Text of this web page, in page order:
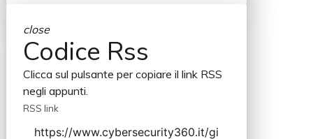
close
Codice Rss
Clicca sul pulsante per copiare il link RSS
negli appunti.
RSS link